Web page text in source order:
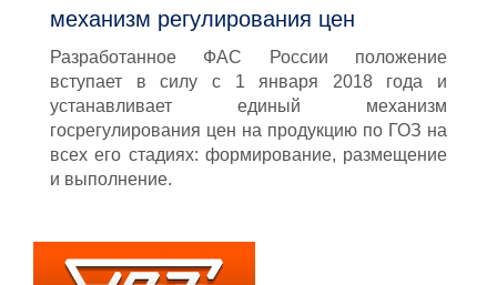
механизм регулирования цен
Разработанное ФАС России положение
вступает в силу с 1 января 2018 года и
устанавливает единый механизм
госрегулирования цен на продукцию по ГОЗ на
всех его стадиях: формирование, размещение
и выполнение.